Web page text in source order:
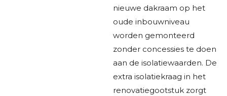
nieuwe dakraam op het
oude inbouwniveau
worden gemonteerd
zonder concessies te doen
aan de isolatiewaarden. De
extra isolatiekraag in het
renovatiegootstuk zorgt